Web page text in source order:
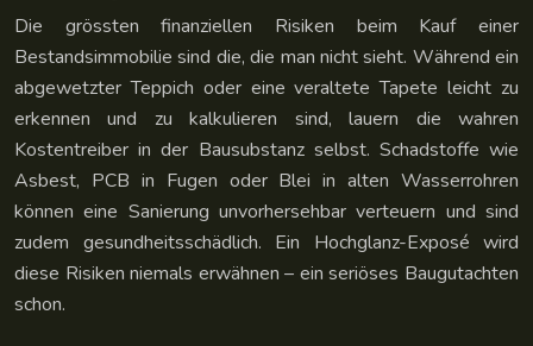
Die grössten finanziellen Risiken beim Kauf einer
Bestandsimmobilie sind die, die man nicht sieht. Während ein
abgewetzter Teppich oder eine veraltete Tapete leicht zu
erkennen und zu kalkulieren sind, lauern die wahren
Kostentreiber in der Bausubstanz selbst. Schadstoffe wie
Asbest, PCB in Fugen oder Blei in alten Wasserrohren
können eine Sanierung unvorhersehbar verteuern und sind
zudem gesundheitsschädlich. Ein Hochglanz-Exposé wird
diese Risiken niemals erwähnen – ein seriöses Baugutachten
schon.